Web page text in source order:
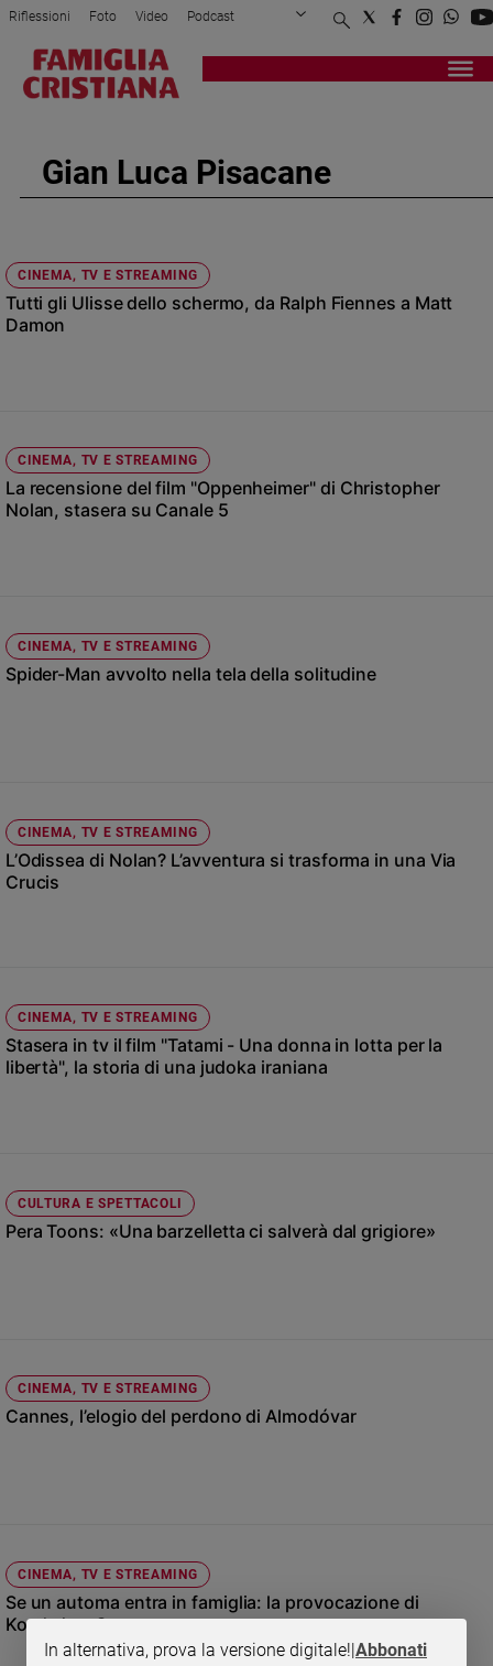
Attualità
Politica
Mondo
e
giustizia
Sport
Papa
Chiesa
Santi
Devozione
Santo
del
giorno
e
Creato
Volontariato
Caso
della
Costume
Cinema,
Tv
e
streaming
Libri
Riflessioni Foto Video Podcast
Privacy Policy Chi siamo
Registrati Redazione
Gian Luca Pisacane
CINEMA, TV E STREAMING
Tutti gli Ulisse dello schermo, da Ralph Fiennes a Matt
Damon
CINEMA, TV E STREAMING
La recensione del film "Oppenheimer" di Christopher
Nolan, stasera su Canale 5
CINEMA, TV E STREAMING
Spider-Man avvolto nella tela della solitudine
CINEMA, TV E STREAMING
L’Odissea di Nolan? L’avventura si trasforma in una Via
Crucis
CINEMA, TV E STREAMING
Stasera in tv il film "Tatami - Una donna in lotta per la
libertà", la storia di una judoka iraniana
CULTURA E SPETTACOLI
Pera Toons: «Una barzelletta ci salverà dal grigiore»
CINEMA, TV E STREAMING
Cannes, l’elogio del perdono di Almodóvar
CINEMA, TV E STREAMING
Se un automa entra in famiglia: la provocazione di
Kore’eda a Cannes
In alternativa, prova la versione digitale!|Abbonati